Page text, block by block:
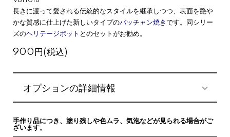
長きに渡って愛される伝統的なスタイルを継承しつつ、表面を艶や
かな質感に仕上げた新しいタイプのバッチャン焼き です。同シリー
ズのヘリテージポット とのセットがお勧め。
900円(税込)
オプションの詳細情報
手作り品につき、塗り残しや色ムラ、気泡などが見られる場合がご
ざいます。